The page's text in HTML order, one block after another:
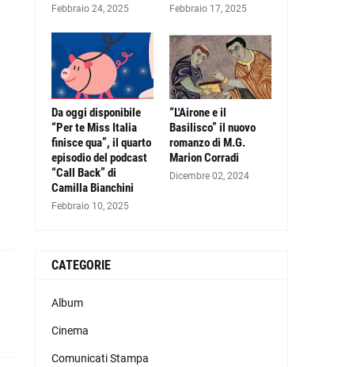
Febbraio 24, 2025 Febbraio 17, 2025
Da oggi disponibile
“Per te Miss Italia
finisce qua”, il quarto
episodio del podcast
“Call Back” di
Camilla Bianchini
Febbraio 10, 2025
“L'Airone e il
Basilisco” il nuovo
romanzo di M.G.
Marion Corradi
Dicembre 02, 2024
CATEGORIE
Album
Cinema
Comunicati Stampa